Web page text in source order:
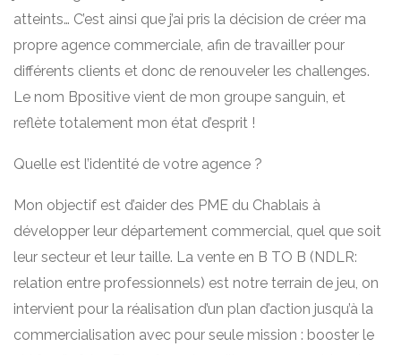
atteints… C’est ainsi que j’ai pris la décision de créer ma
propre agence commerciale, afin de travailler pour
différents clients et donc de renouveler les challenges.
Le nom Bpositive vient de mon groupe sanguin, et
reflète totalement mon état d’esprit !
Quelle est l’identité de votre agence ?
Mon objectif est d’aider des PME du Chablais à
développer leur département commercial, quel que soit
leur secteur et leur taille. La vente en B TO B (NDLR:
relation entre professionnels) est notre terrain de jeu, on
intervient pour la réalisation d’un plan d’action jusqu’à la
commercialisation avec pour seule mission : booster le